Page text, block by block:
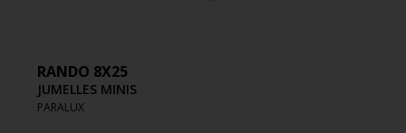
RANDO 8X25
JUMELLES MINIS
PARALUX